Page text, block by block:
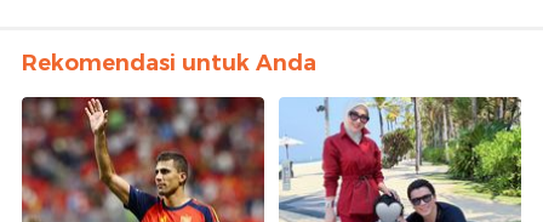
Rekomendasi untuk Anda